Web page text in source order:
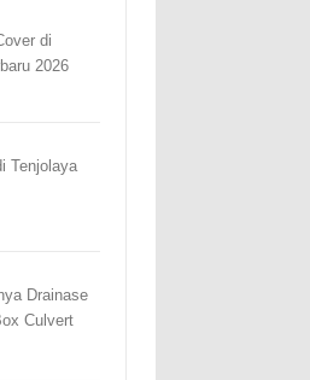
di
2026
Tenjolaya
Drainase
Culvert